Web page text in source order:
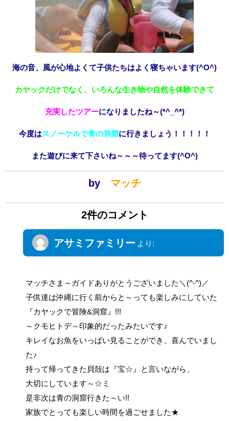
海の音、風が心地よくて子供たちはよく寝ちゃいます(^O^)
カヤックだけでなく、いろんな生き物や自然を体験できて
充実したツアーになりましたね～(*^_^*)
今度はスノーケルで青の洞窟に行きましょう！！！！！
また遊びに来て下さいね～～～待ってます(^O^)
by マッチ
2件のコメント
アサミファミリー より:
マッチさま～ガイドありがとうございました＼(^-^)／
子供達は沖縄に行く前からと～っても楽しみにしていた
『カヤックで冒険&洞窟』!!!
～クモヒトデ～印象的だったみたいです♪
キレイなお魚をいっぱい見ることができ、喜んでいまし
た♪
持って帰ってきた貝殻は『宝☆』と言いながら、
大切にしています～☆ミ
是非次は青の洞窟行きた～い!!
家族でとっても楽しい時間を過ごせました★